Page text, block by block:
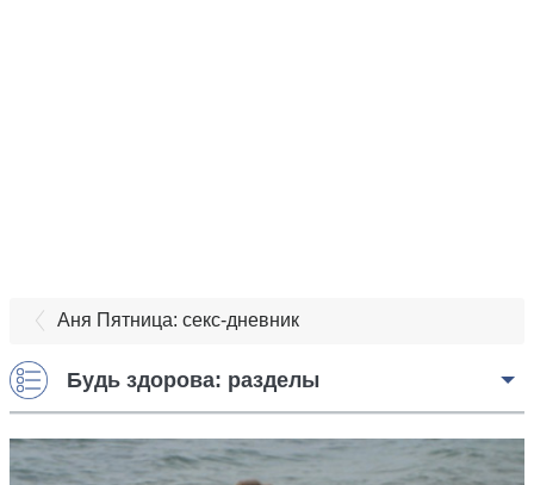
Аня Пятница: секс-дневник
Будь здорова: разделы